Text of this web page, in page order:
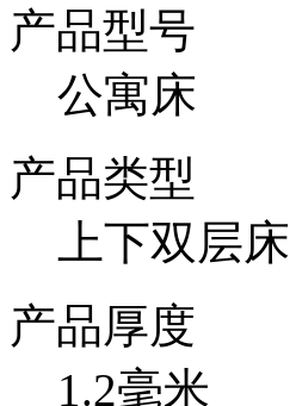
产品型号
公寓床
产品类型
上下双层床
产品厚度
1.2毫米